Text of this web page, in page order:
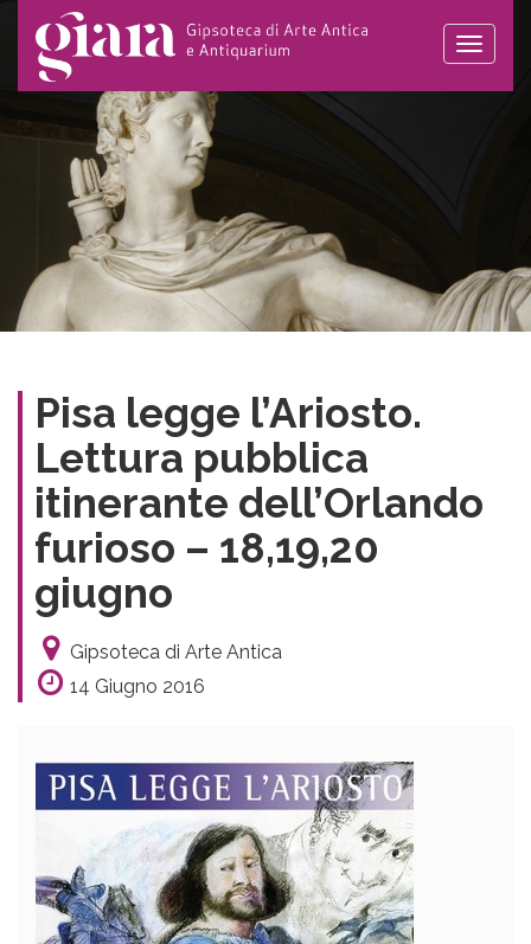
Toggle
Pisa legge l’Ariosto.
Lettura pubblica
itinerante dell’Orlando
furioso – 18,19,20
giugno
Gipsoteca di Arte Antica
14 Giugno 2016